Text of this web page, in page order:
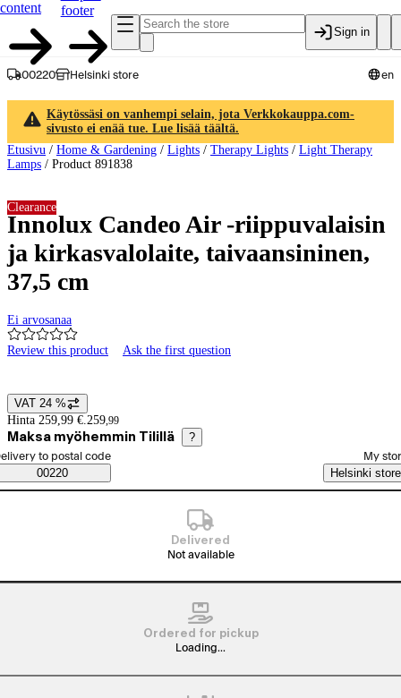
content
footer
Sign in
00220 Helsinki store en
Käytössäsi on vanhempi selain, jota Verkkokauppa.com-
sivusto ei enää tue. Lue lisää täältä.
Etusivu / Home & Gardening / Lights / Therapy Lights / Light Therapy
Lamps / Product 891838
Innolux Candeo Air -riippuvalaisin
ja kirkasvalolaite, taivaansininen,
37,5 cm
Ei arvosanaa
Review this product Ask the first question
Clearance
Price details
VAT 24 %
Hinta 259,99 €. 259,99
Maksa myöhemmin Tilillä ?
Saatavuustiedot
order method
to postal code
00220
My
Helsinki store
Delivered
Not available
Ordered for pickup
Loading...